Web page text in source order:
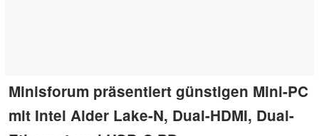
Minisforum präsentiert günstigen Mini-PC
mit Intel Alder Lake-N, Dual-HDMI, Dual-